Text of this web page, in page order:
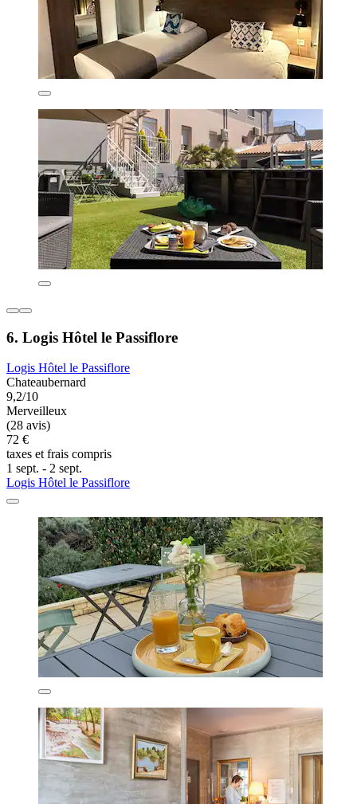
6. Logis Hôtel le Passiflore
Logis Hôtel le Passiflore
Chateaubernard
9,2/10
Merveilleux
(28 avis)
72 €
taxes et frais compris
1 sept. - 2 sept.
Logis Hôtel le Passiflore